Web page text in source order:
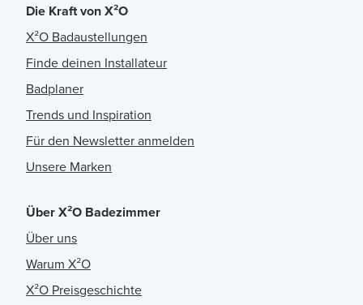
Die Kraft von X²O
X²O Badaustellungen
Finde deinen Installateur
Badplaner
Trends und Inspiration
Für den Newsletter anmelden
Unsere Marken
Über X²O Badezimmer
Über uns
Warum X²O
X²O Preisgeschichte